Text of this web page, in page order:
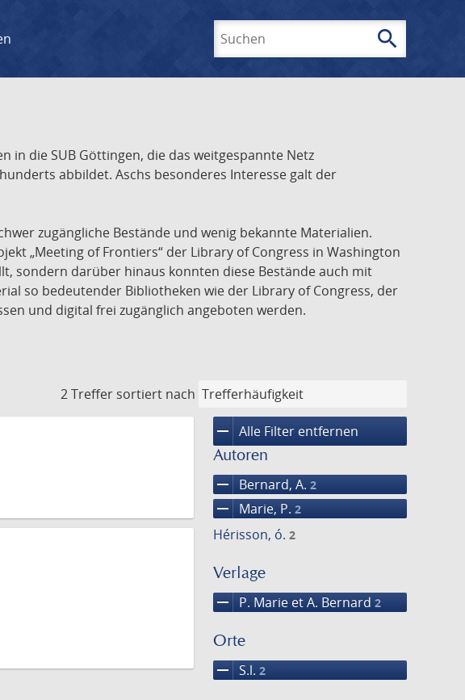
search
in die SUB Göttingen, die das weitgespannte Netz
abbildet. Aschs besonderes Interesse galt der
zugängliche Bestände und wenig bekannte Materialien.
„Meeting of Frontiers“ der Library of Congress in Washington
sondern darüber hinaus konnten diese Bestände auch mit
so bedeutender Bibliotheken wie der Library of Congress, der
und digital frei zugänglich angeboten werden.
2 Treffer sortiert nach
remove Alle Filter entfernen
Autoren
remove Bernard, A. 2
remove Marie, P. 2
Hérisson, ó. 2
Verlage
remove P. Marie et A. Bernard 2
Orte
remove S.l. 2